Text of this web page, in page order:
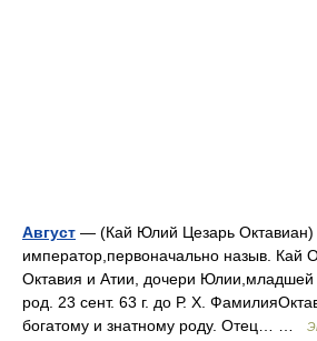
Август — (Кай Юлий Цезарь Октавиан)
император,первоначально назыв. Кай
Октавия и Атии, дочери Юлии,младшей
род. 23 сент. 63 г. до Р. X.
богатому и знатному роду. Отец… …